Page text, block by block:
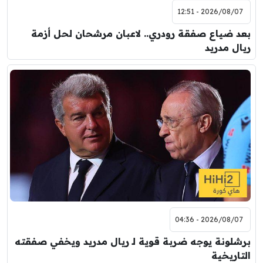
2026/08/07 - 12:51
بعد ضياع صفقة رودري.. لاعبان مرشحان لحل أزمة
ريال مدريد
2026/08/07 - 04:36
برشلونة يوجه ضربة قوية لـ ريال مدريد ويخفي صفقته
التاريخية